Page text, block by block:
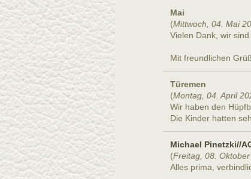
Mai
(Mittwoch, 04. Mai
Vielen Dank, wir
Mit freundlichen
Türemen
(Montag, 04. April
Wir haben den
Die Kinder hatten
Michael Pinetzki//
(Freitag, 08.
Alles prima,